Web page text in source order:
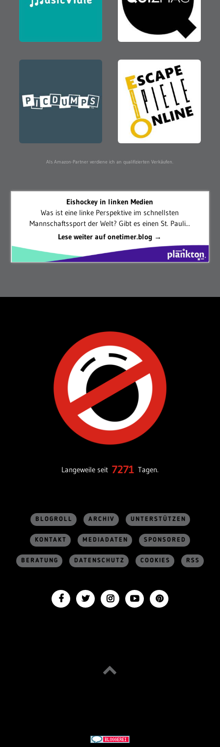
Als Amazon-Partner verdiene ich an qualifizierten Verkäufen.
Eishockey in linken Medien
Was ist eine linke Perspektive im schnellsten
Mannschaftssport der Welt? Gibt es einen St. Pauli...
Lese weiter auf onetimer.blog →
Langeweile seit 7271 Tagen.
BLOGROLL ARCHIV UNTERSTÜTZEN
KONTAKT MEDIADATEN SPONSORED
BERATUNG DATENSCHUTZ COOKIES RSS